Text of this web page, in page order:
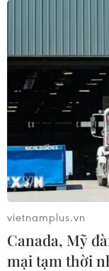
vietnamplus.vn
Canada, Mỹ
mại tạm thời